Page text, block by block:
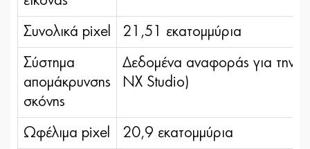
Συνολικά pixel 21,51 εκατομμύρια
Σύστημα
απομάκρυνσης
σκόνης
Δεδομένα αναφοράς για την
NX Studio)
Ωφέλιμα pixel 20,9 εκατομμύρια